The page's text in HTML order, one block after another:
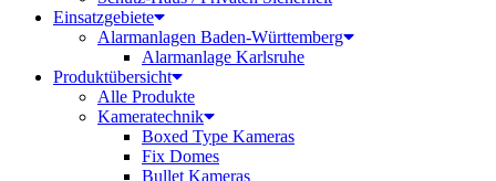
Einsatzgebiete
Alarmanlagen Baden-Württemberg
Alarmanlage Karlsruhe
Produktübersicht
Alle Produkte
Kameratechnik
Boxed Type Kameras
Fix Domes
Bullet Kameras